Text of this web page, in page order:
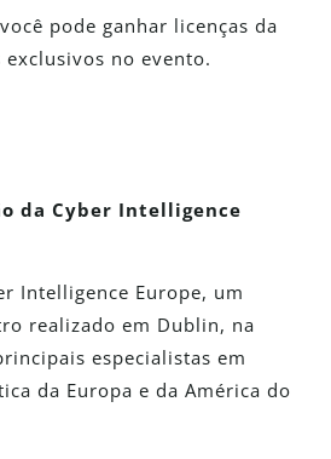
pode ganhar licenças da
no evento.
da Cyber Intelligence
Intelligence Europe, um
realizado em Dublin, na
especialistas em
da Europa e da América do